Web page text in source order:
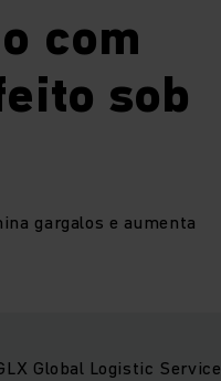
com
sob
gargalos e aumenta
Global Logistic Service